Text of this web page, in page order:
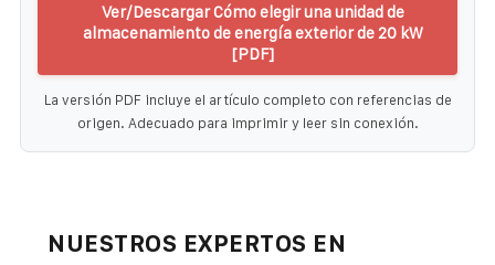
Ver/Descargar Cómo elegir una unidad de
almacenamiento de energía exterior de 20 kW
[PDF]
La versión PDF incluye el artículo completo con referencias de
origen. Adecuado para imprimir y leer sin conexión.
NUESTROS EXPERTOS EN